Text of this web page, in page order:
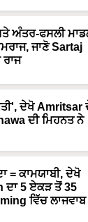
ਅੰਤਰ-ਫਸਲੀ
ਜਾਣੋ Sartaj
ਰਾਜ
ਦੇਖੋ Amritsar
ਦੀ ਮਿਹਨਤ ਨੇ
= ਕਾਮਯਾਬੀ, ਦੇਖੋ
ਦਾ 5 ਏਕੜ ਤੋਂ 35
ਵਿੱਚ ਲਾਜਵਾਬ